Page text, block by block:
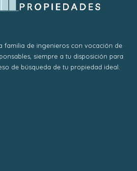
familia de ingenieros con vocación de
siempre a tu disposición para
de búsqueda de tu propiedad ideal.